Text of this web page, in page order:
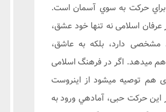
حركت به سوي آسمان است.
اسلامی نه تنها خود عشق،
دارد، بلکه به عاشق،
میدهد. اگر در فرهنگ اسلامی
هم توصیه میشود از اینروست
این حرکت حبی، آمادهي ورود به